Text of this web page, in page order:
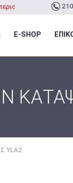
E-SHOP
YLA2